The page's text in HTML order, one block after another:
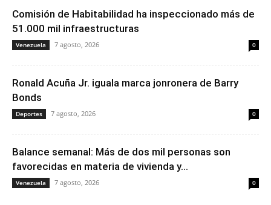
Comisión de Habitabilidad ha inspeccionado más de
51.000 mil infraestructuras
Venezuela 7 agosto, 2026 0
Ronald Acuña Jr. iguala marca jonronera de Barry
Bonds
Deportes 7 agosto, 2026 0
Balance semanal: Más de dos mil personas son
favorecidas en materia de vivienda y...
Venezuela 7 agosto, 2026 0